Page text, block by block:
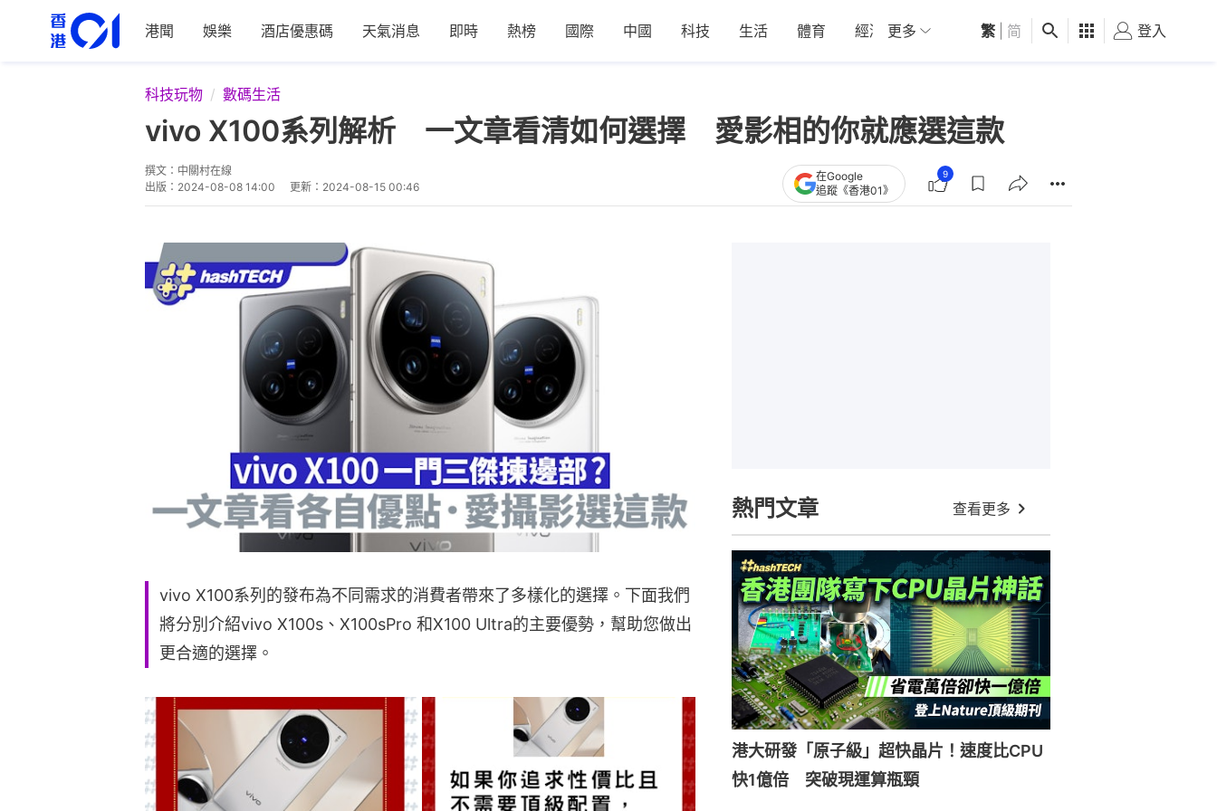
港聞 娛樂 酒店優惠碼 天氣消息 即時 熱榜 國際 中國 科技 生活 體育 經濟 01深圳 觀點 健康 好食玩飛
更多 繁 简 登入
科技玩物 數碼生活
vivo X100系列解析 一文章看清如何選擇 愛影相的你就應選這款
撰文： 中關村在線
出版： 2024-08-08 14:00 更新： 2024-08-15 00:46
在Google
追蹤《香港01》
9
vivo X100系列的發布為不同需求的消費者帶來了多樣化的選擇。下面我們
將分別介紹vivo X100s、X100sPro 和X100 Ultra的主要優勢，幫助您做出
更合適的選擇。
熱門文章 查看更多
港大研發「原子級」超快晶片！速度比CPU
快1億倍 突破現運算瓶頸